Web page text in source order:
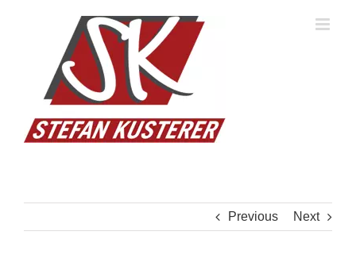
Previous Next